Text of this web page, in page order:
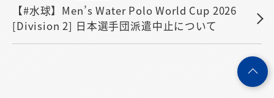
【#水球】Men’s Water Polo World Cup 2026
[Division 2] 日本選手団派遣中止について